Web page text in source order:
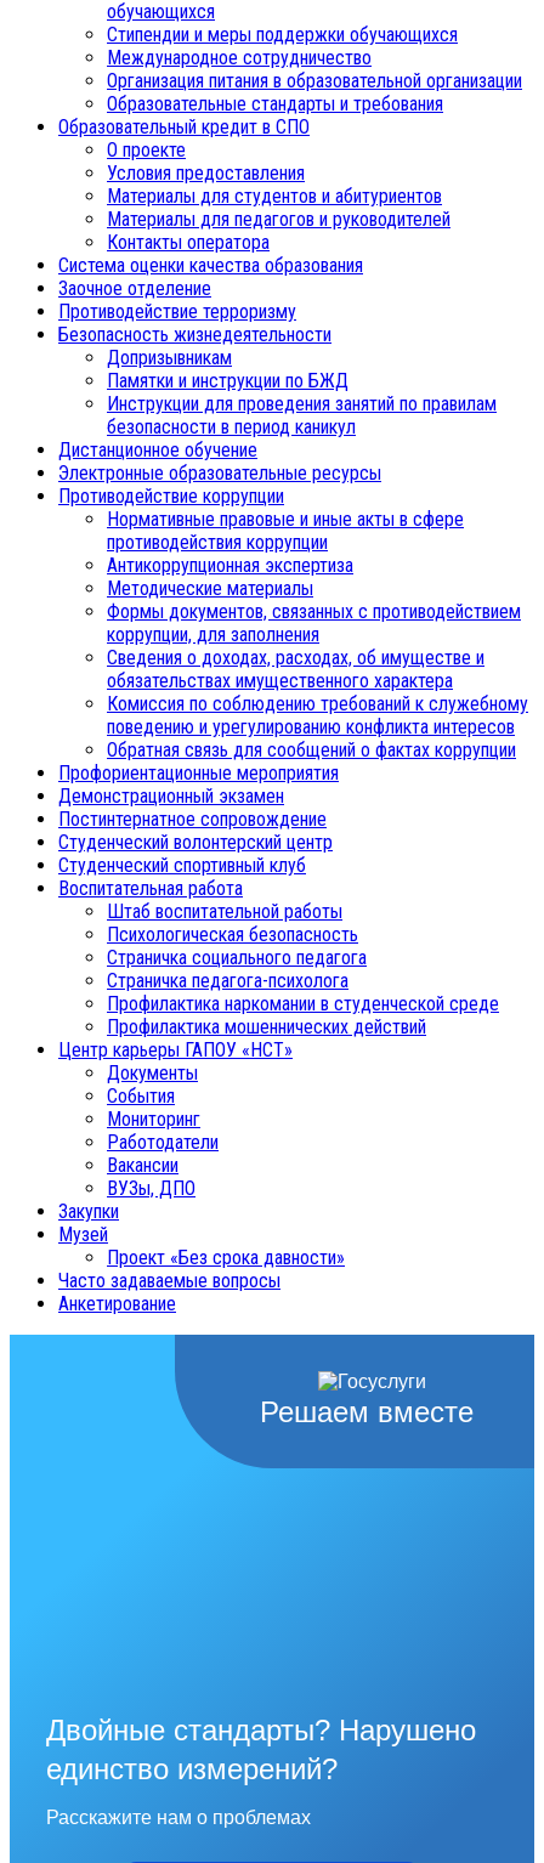
обучающихся
Стипендии и меры поддержки обучающихся
Международное сотрудничество
Организация питания в образовательной организации
Образовательные стандарты и требования
Образовательный кредит в СПО
О проекте
Условия предоставления
Материалы для студентов и абитуриентов
Материалы для педагогов и руководителей
Контакты оператора
Система оценки качества образования
Заочное отделение
Противодействие терроризму
Безопасность жизнедеятельности
Допризывникам
Памятки и инструкции по БЖД
Инструкции для проведения занятий по правилам
безопасности в период каникул
Дистанционное обучение
Электронные образовательные ресурсы
Противодействие коррупции
Нормативные правовые и иные акты в сфере
противодействия коррупции
Антикоррупционная экспертиза
Методические материалы
Формы документов, связанных с противодействием
коррупции, для заполнения
Сведения о доходах, расходах, об имуществе и
обязательствах имущественного характера
Комиссия по соблюдению требований к служебному
поведению и урегулированию конфликта интересов
Обратная связь для сообщений о фактах коррупции
Профориентационные мероприятия
Демонстрационный экзамен
Постинтернатное сопровождение
Студенческий волонтерский центр
Студенческий спортивный клуб
Воспитательная работа
Штаб воспитательной работы
Психологическая безопасность
Страничка социального педагога
Страничка педагога-психолога
Профилактика наркомании в студенческой среде
Профилактика мошеннических действий
Центр карьеры ГАПОУ «НСТ»
Документы
События
Мониторинг
Работодатели
Вакансии
ВУЗы, ДПО
Закупки
Музей
Проект «Без срока давности»
Часто задаваемые вопросы
Анкетирование
Решаем вместе
Двойные стандарты? Нарушено
единство измерений?
Расскажите нам о проблемах